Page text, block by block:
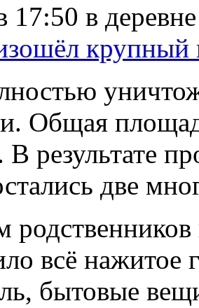
17:50 в
крупный
Общая
В результате
две
всё нажитое
бытовые